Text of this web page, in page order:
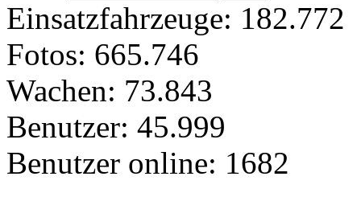
Einsatzfahrzeuge: 182.772
Fotos: 665.746
Wachen: 73.843
Benutzer: 45.999
Benutzer online: 1682